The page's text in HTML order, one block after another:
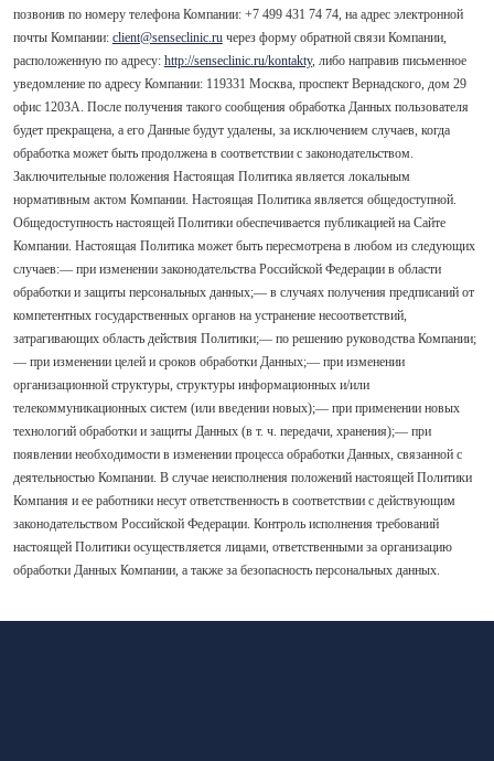
позвонив по номеру телефона Компании: +7 499 431 74 74, на адрес электронной
почты Компании: client@senseclinic.ruчерез форму обратной связи Компании,
расположенную по адресу: http://senseclinic.ru/kontakty, либо направив письменное
уведомление по адресу Компании: 119331 Москва, проспект Вернадского, дом 29
офис 1203А. После получения такого сообщения обработка Данных пользователя
будет прекращена, а его Данные будут удалены, за исключением случаев, когда
обработка может быть продолжена в соответствии с законодательством.
Заключительные положения Настоящая Политика является локальным
нормативным актом Компании. Настоящая Политика является общедоступной.
Общедоступность настоящей Политики обеспечивается публикацией на Сайте
Компании. Настоящая Политика может быть пересмотрена в любом из следующих
случаев:— при изменении законодательства Российской Федерации в области
обработки и защиты персональных данных;— в случаях получения предписаний от
компетентных государственных органов на устранение несоответствий,
затрагивающих область действия Политики;— по решению руководства Компании;
— при изменении целей и сроков обработки Данных;— при изменении
организационной структуры, структуры информационных и/или
телекоммуникационных систем (или введении новых);— при применении новых
технологий обработки и защиты Данных (в т. ч. передачи, хранения);— при
появлении необходимости в изменении процесса обработки Данных, связанной с
деятельностью Компании. В случае неисполнения положений настоящей Политики
Компания и ее работники несут ответственность в соответствии с действующим
законодательством Российской Федерации. Контроль исполнения требований
настоящей Политики осуществляется лицами, ответственными за организацию
обработки Данных Компании, а также за безопасность персональных данных.